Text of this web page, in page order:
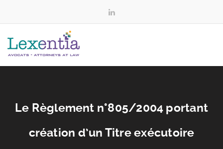
Le Règlement n°805/2004 portant
création d’un Titre exécutoire